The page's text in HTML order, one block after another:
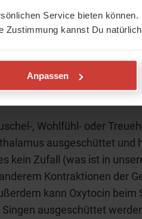
Service bieten
Zustimmung kannst Du
Anpassen
mit dem Botenstoff
Oxytocin
, Wohlfühl- oder
ausgeschüttet und
kein Zufall (was ist in
Kontraktionen der
kann Oxytocin beim
ausgeschüttet